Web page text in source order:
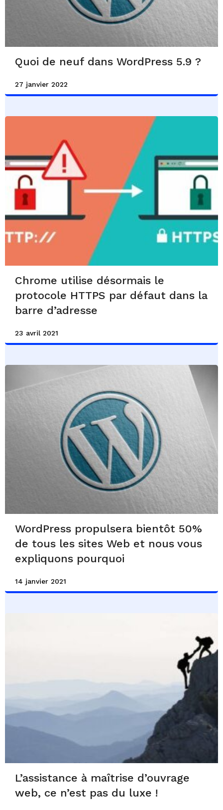
Quoi de neuf dans WordPress 5.9 ?
27 janvier 2022
Chrome utilise désormais le
protocole HTTPS par défaut dans la
barre d’adresse
23 avril 2021
WordPress propulsera bientôt 50%
de tous les sites Web et nous vous
expliquons pourquoi
14 janvier 2021
L’assistance à maîtrise d’ouvrage
web, ce n’est pas du luxe !